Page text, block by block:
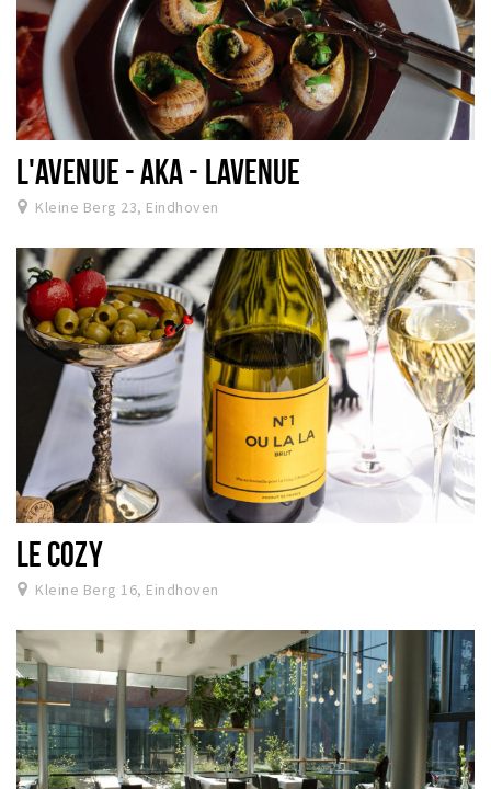
L'AVENUE - AKA - LAVENUE
Kleine Berg 23, Eindhoven
LE COZY
Kleine Berg 16, Eindhoven